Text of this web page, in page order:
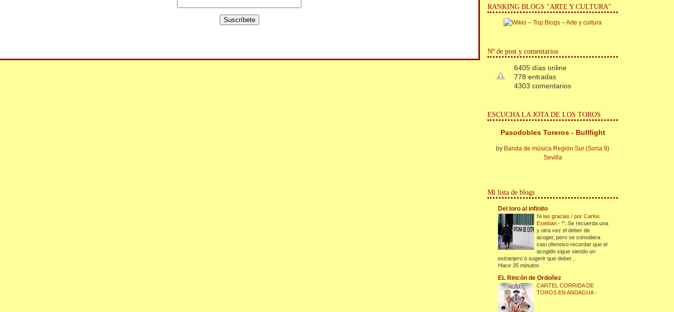
RANKING BLOGS "ARTE Y CULTURA"
Nº de post y comentarios
6405 días online
778 entradas
4303 comentarios
ESCUCHA LA JOTA DE LOS TOROS
Pasodobles Toreros - Bullfight
by Banda de música Región Sur (Soria 9)
Sevilla
Mi lista de blogs
Del toro al infinito
Ni las gracias / por Carlos
Esteban-*'..Se recuerda una
y otra vez el deber de
acoger, pero se considera
casi ofensivo recordar que el
acogido sigue siendo un
extranjero o sugerir que deber...
Hace 35 minutos
EL Rincón de Ordoñez
CARTEL CORRIDA DE
TOROS EN ANDAGUA-